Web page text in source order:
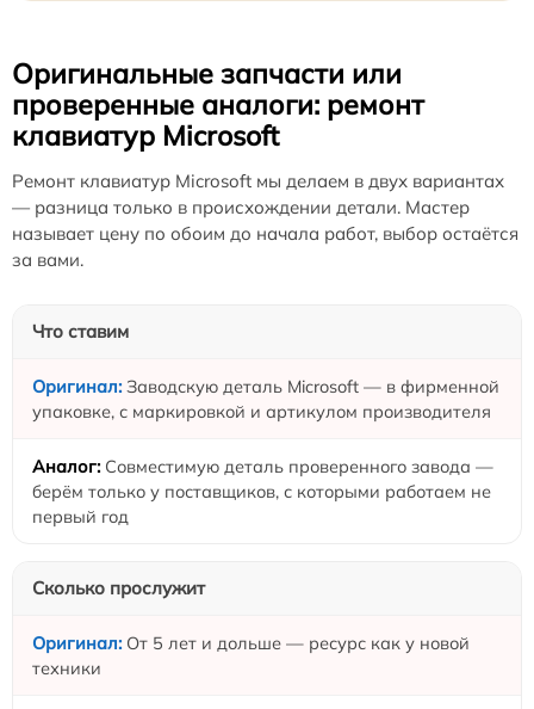
Оригинальные запчасти или
проверенные аналоги: ремонт
клавиатур Microsoft
Ремонт клавиатур Microsoft мы делаем в двух вариантах
— разница только в происхождении детали. Мастер
называет цену по обоим до начала работ, выбор остаётся
за вами.
Что ставим
Заводскую деталь Microsoft — в фирменной
упаковке, с маркировкой и артикулом производителя
Совместимую деталь проверенного завода —
берём только у поставщиков, с которыми работаем не
первый год
Сколько прослужит
От 5 лет и дольше — ресурс как у новой
техники